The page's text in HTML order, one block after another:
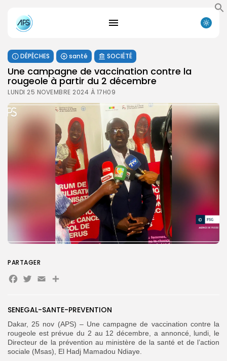
for:
DÉPÊCHES santé SOCIÉTÉ
Une campagne de vaccination contre la
rougeole à partir du 2 décembre
LUNDI 25 NOVEMBRE 2024 À 17H09
SENEGAL-SANTE-PREVENTION
Dakar, 25 nov (APS) – Une campagne de vaccination contre la
rougeole est prévue du 2 au 12 décembre, a annoncé, lundi, le
Directeur de la prévention au ministère de la santé et de l’action
sociale (Msas), El Hadj Mamadou Ndiaye.
PARTAGER
Facebook
Twitter
EmailPartager